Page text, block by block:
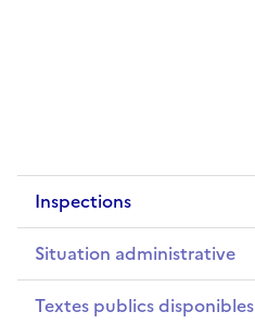
Inspections
Situation administrative
Textes publics disponibles